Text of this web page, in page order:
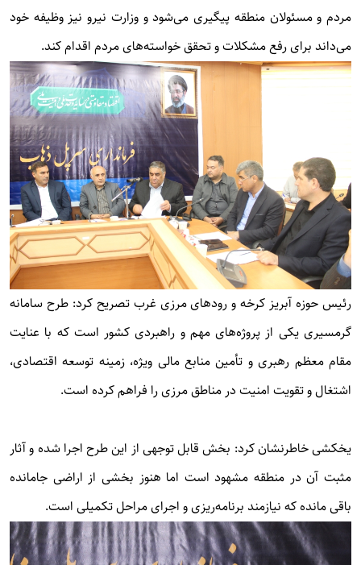
مردم و مسئولان منطقه پیگیری می‌شود و وزارت نیرو نیز وظیفه خود
می‌داند برای رفع مشکلات و تحقق خواسته‌های مردم اقدام کند.
رئیس حوزه آبریز کرخه و رودهای مرزی غرب تصریح کرد: طرح سامانه
گرمسیری یکی از پروژه‌های مهم و راهبردی کشور است که با عنایت
مقام معظم رهبری و تأمین منابع مالی ویژه، زمینه توسعه اقتصادی،
اشتغال و تقویت امنیت در مناطق مرزی را فراهم کرده است.
یخکشی خاطرنشان کرد: بخش قابل توجهی از این طرح اجرا شده و آثار
مثبت آن در منطقه مشهود است اما هنوز بخشی از اراضی جامانده
باقی مانده که نیازمند برنامه‌ریزی و اجرای مراحل تکمیلی است.